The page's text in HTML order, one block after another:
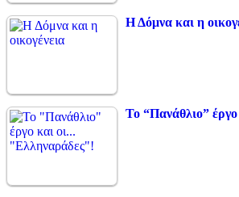
Η Δόμνα και η
Το “Πανάθλιο”